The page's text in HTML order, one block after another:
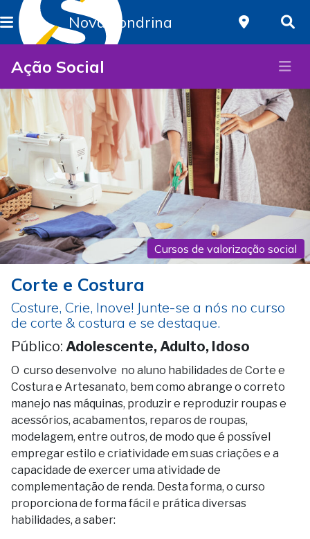
Nova Londrina
Ação Social
Cursos de valorização social
Corte e Costura
Costure, Crie, Inove! Junte-se a nós no curso
de corte & costura e se destaque.
Público: Adolescente, Adulto, Idoso
O curso desenvolve no aluno habilidades de Corte e
Costura e Artesanato, bem como abrange o correto
manejo nas máquinas, produzir e reproduzir roupas e
acessórios, acabamentos, reparos de roupas,
modelagem, entre outros, de modo que é possível
empregar estilo e criatividade em suas criações e a
capacidade de exercer uma atividade de
complementação de renda. Desta forma, o curso
proporciona de forma fácil e prática diversas
habilidades, a saber: